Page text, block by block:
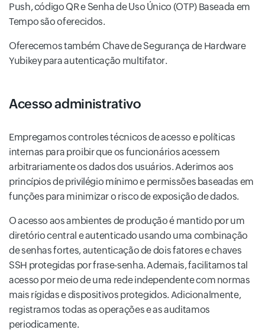
Push, código QR e Senha de Uso Único (OTP) Baseada em
Tempo são oferecidos.
Oferecemos também Chave de Segurança de Hardware
Yubikey para autenticação multifator.
Acesso administrativo
Empregamos controles técnicos de acesso e políticas
internas para proibir que os funcionários acessem
arbitrariamente os dados dos usuários. Aderimos aos
princípios de privilégio mínimo e permissões baseadas em
funções para minimizar o risco de exposição de dados.
O acesso aos ambientes de produção é mantido por um
diretório central e autenticado usando uma combinação
de senhas fortes, autenticação de dois fatores e chaves
SSH protegidas por frase-senha. Ademais, facilitamos tal
acesso por meio de uma rede independente com normas
mais rígidas e dispositivos protegidos. Adicionalmente,
registramos todas as operações e as auditamos
periodicamente.